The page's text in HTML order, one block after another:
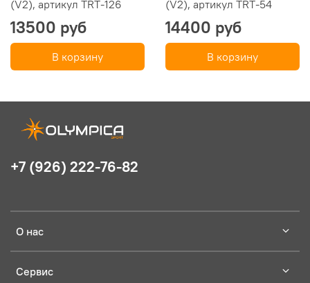
(V2), артикул TRT-126
13500 руб
В корзину
(V2), артикул TRT-54
14400 руб
В корзину
О нас
Сервис
+7 (926) 222-76-82